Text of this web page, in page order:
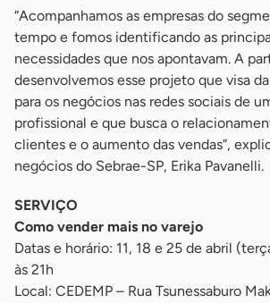
“Acompanhamos as empresas do
tempo e fomos identificando as
necessidades que nos apontavam. A
desenvolvemos esse projeto que visa
para os negócios nas redes sociais de
profissional e que busca o
clientes e o aumento das vendas”,
negócios do Sebrae-SP, Erika Pavanelli.
SERVIÇO
Como vender mais no varejo
Datas e horário: 11, 18 e 25 de abril
às 21h
Local: CEDEMP – Rua Tsunessaburo